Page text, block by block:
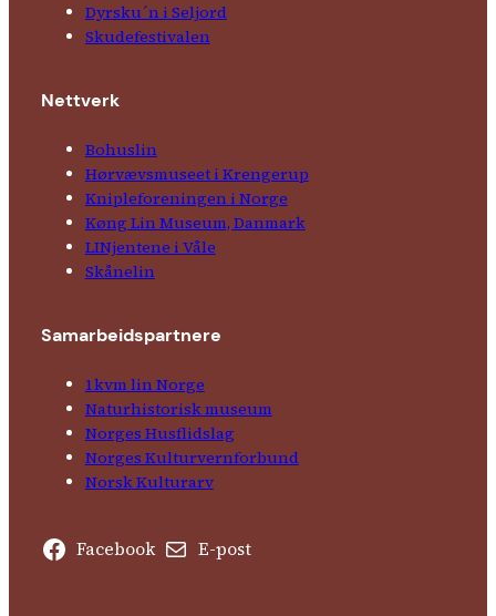
Dyrsku´n i Seljord
Skude­fes­tivalen
Nettverk
Bohuslin
Hørvævs­museet i Krengerup
Kniple­foreningen i Norge
Køng Lin Museum, Danmark
LINjentene i Våle
Skånelin
Samarbeids­partnere
1kvm lin Norge
Natur­his­torisk­ museum
Norges Husflids­lag
Norges Kultur­vern­forbund
Norsk Kulturarv
Facebook E-post